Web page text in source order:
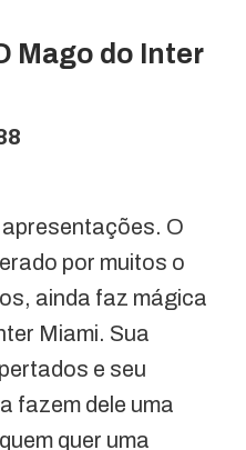
Mago do Inter
O
por muitos o
ainda faz mágica
Miami. Sua
e seu
fazem dele uma
quer uma